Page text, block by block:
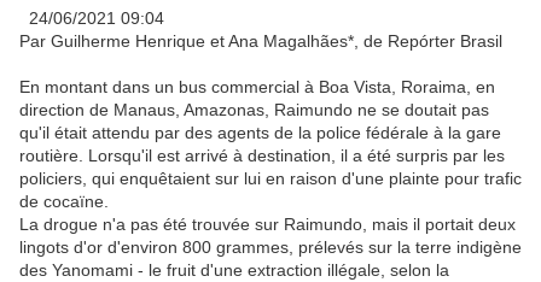
24/06/2021 09:04
Par Guilherme Henrique et Ana Magalhães*, de Repórter Brasil
En montant dans un bus commercial à Boa Vista, Roraima, en
direction de Manaus, Amazonas, Raimundo ne se doutait pas
qu'il était attendu par des agents de la police fédérale à la gare
routière. Lorsqu'il est arrivé à destination, il a été surpris par les
policiers, qui enquêtaient sur lui en raison d'une plainte pour trafic
de cocaïne.
La drogue n'a pas été trouvée sur Raimundo, mais il portait deux
lingots d'or d'environ 800 grammes, prélevés sur la terre indigène
des Yanomami - le fruit d'une extraction illégale, selon la